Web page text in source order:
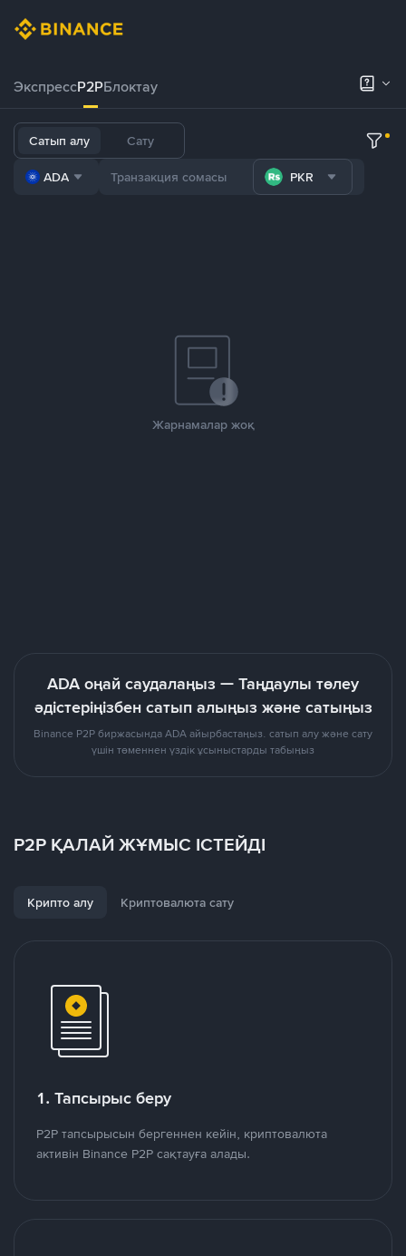
ЭкспрессP2PБлоктау
Сатып алу Сату
ADA PKR
Жарнамалар жоқ
ADA оңай саудалаңыз — Таңдаулы төлеу
әдістеріңізбен сатып алыңыз және сатыңыз
Binance P2P биржасында ADA айырбастаңыз. сатып алу және сату
үшін төменнен үздік ұсыныстарды табыңыз
P2P ҚАЛАЙ ЖҰМЫС ІСТЕЙДІ
Крипто алу Криптовалюта сату
1. Тапсырыс беру
P2P тапсырысын бергеннен кейін, криптовалюта
активін Binance P2P сақтауға алады.